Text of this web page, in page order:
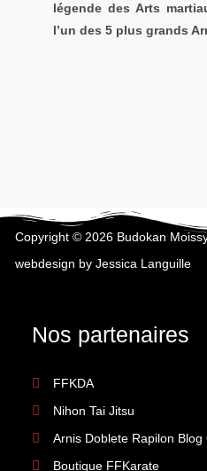
légende des Arts
l’un des 5 plus grands
Copyright © 2026 Budokan
webdesign by Jessica Languille
Nos partenaires
FFKDA
Nihon Tai Jitsu
Arnis Doblete Rapilon Blog
Boutique FFKarate